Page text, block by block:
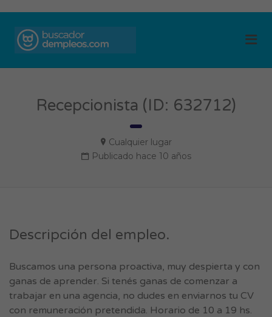
Recepcionista (ID: 632712)
Cualquier lugar
Publicado hace 10 años
Descripción del empleo.
Buscamos una persona proactiva, muy despierta y con
ganas de aprender. Si tenés ganas de comenzar a
trabajar en una agencia, no dudes en enviarnos tu CV
con remuneración pretendida. Horario de 10 a 19 hs.